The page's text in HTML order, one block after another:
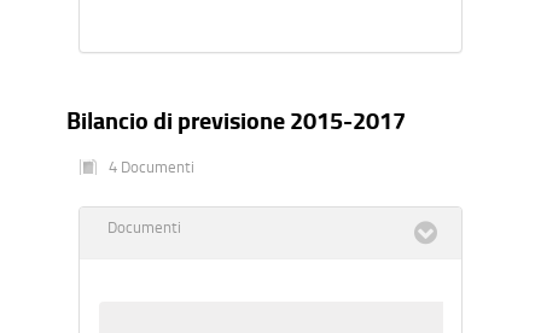
Bilancio di previsione 2015-2017
4 Documenti
Documenti